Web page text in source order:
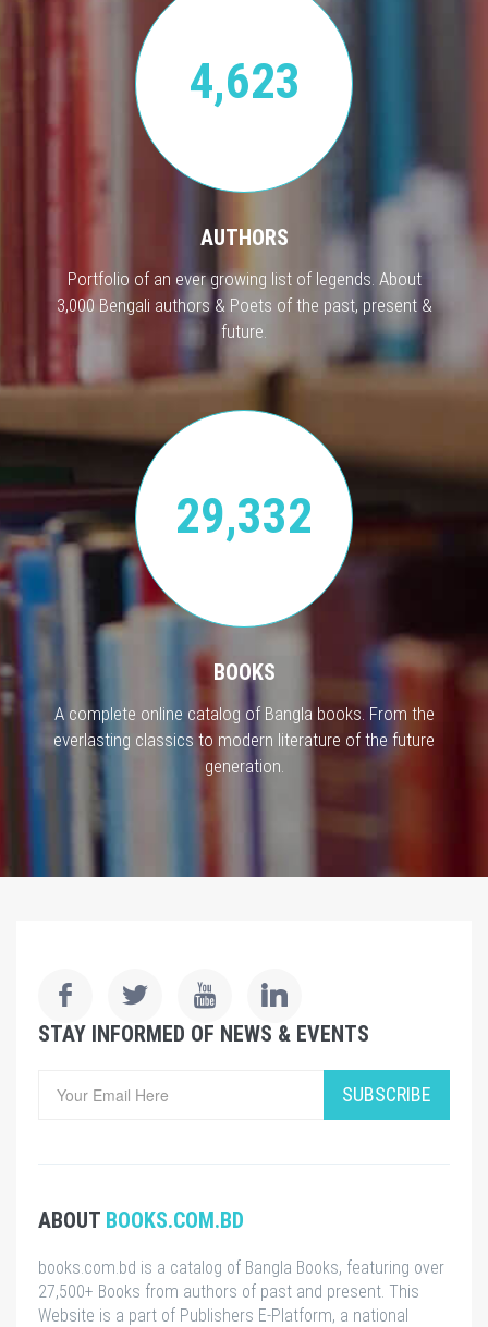
4,623
AUTHORS
Portfolio of an ever growing list of legends. About
3,000 Bengali authors & Poets of the past, present &
future.
29,332
BOOKS
A complete online catalog of Bangla books. From the
everlasting classics to modern literature of the future
generation.
STAY INFORMED OF NEWS & EVENTS
SUBSCRIBE
ABOUT BOOKS.COM.BD
books.com.bd is a catalog of Bangla Books, featuring over
27,500+ Books from authors of past and present. This
Website is a part of Publishers E-Platform, a national